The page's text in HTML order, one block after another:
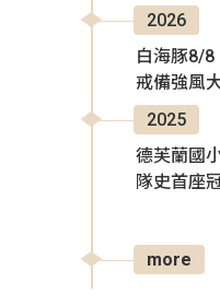
2026
白海豚8/8
戒備強風
2025
德芙蘭國
隊史首座
more